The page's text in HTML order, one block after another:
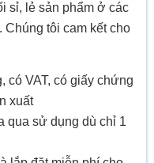
sỉ, lẻ sản phẩm ở các
Chúng tôi cam kết cho
có VAT, có giấy chứng
xuất
qua sử dụng dù chỉ 1